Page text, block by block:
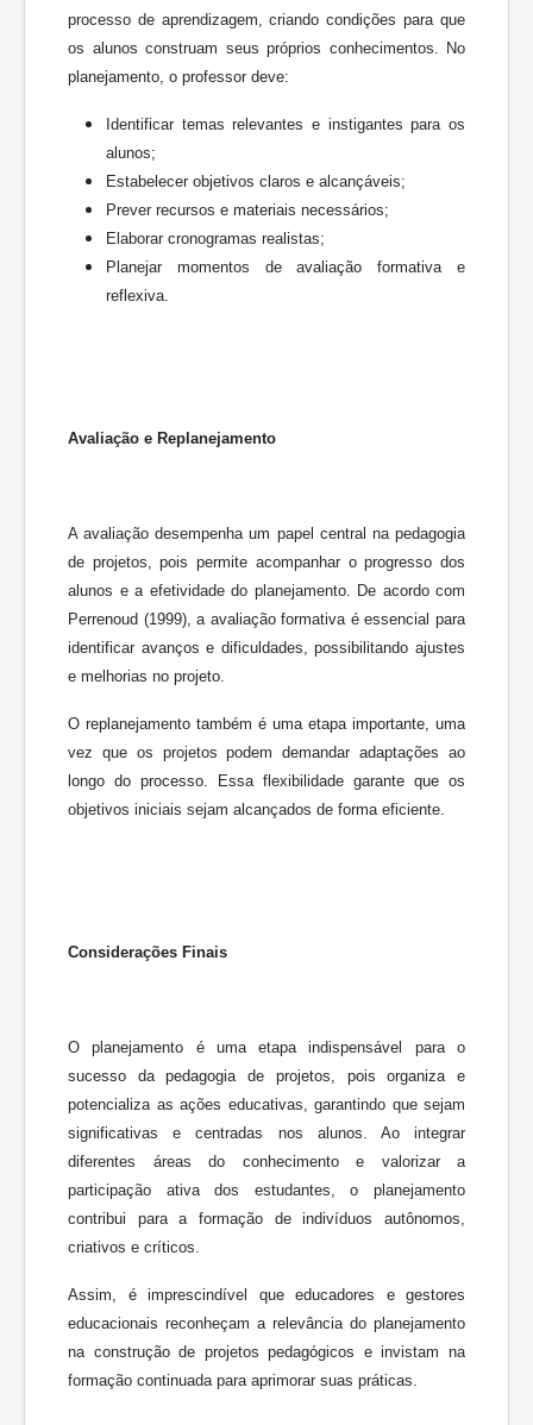
processo de aprendizagem, criando condições para que
os alunos construam seus próprios conhecimentos. No
planejamento, o professor deve:
Identificar temas relevantes e instigantes para os
alunos;
Estabelecer objetivos claros e alcançáveis;
Prever recursos e materiais necessários;
Elaborar cronogramas realistas;
Planejar momentos de avaliação formativa e
reflexiva.
Avaliação e Replanejamento
A avaliação desempenha um papel central na pedagogia
de projetos, pois permite acompanhar o progresso dos
alunos e a efetividade do planejamento. De acordo com
Perrenoud (1999), a avaliação formativa é essencial para
identificar avanços e dificuldades, possibilitando ajustes
e melhorias no projeto.
O replanejamento também é uma etapa importante, uma
vez que os projetos podem demandar adaptações ao
longo do processo. Essa flexibilidade garante que os
objetivos iniciais sejam alcançados de forma eficiente.
Considerações Finais
O planejamento é uma etapa indispensável para o
sucesso da pedagogia de projetos, pois organiza e
potencializa as ações educativas, garantindo que sejam
significativas e centradas nos alunos. Ao integrar
diferentes áreas do conhecimento e valorizar a
participação ativa dos estudantes, o planejamento
contribui para a formação de indivíduos autônomos,
criativos e críticos.
Assim, é imprescindível que educadores e gestores
educacionais reconheçam a relevância do planejamento
na construção de projetos pedagógicos e invistam na
formação continuada para aprimorar suas práticas.